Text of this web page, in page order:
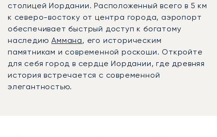
столицей Иордании. Расположенный всего в 5 км
к северо-востоку от центра города, аэропорт
обеспечивает быстрый доступ к богатому
наследиюАммана, его историческим
памятникам и современной роскоши. Откройте
для себя город в сердце Иордании, где древняя
история встречается с современной
элегантностью.